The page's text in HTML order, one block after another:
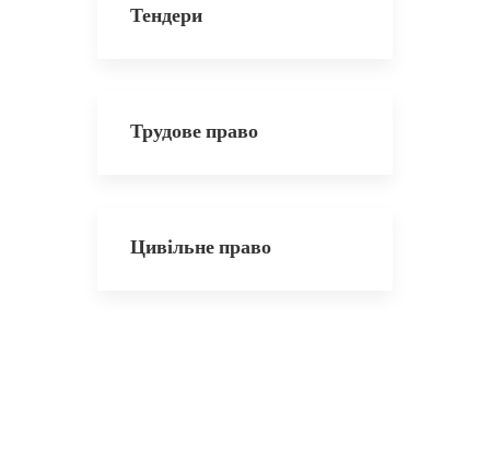
Тендери
Трудове право
Цивільне право